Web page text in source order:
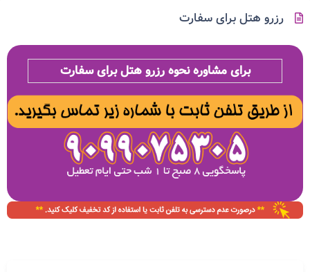
رزرو هتل برای سفارت
برای مشاوره نحوه رزرو هتل برای سفارت